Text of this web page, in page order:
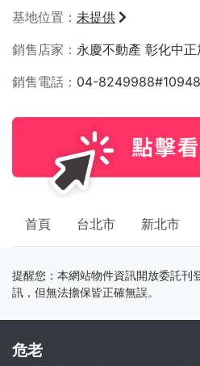
基地位置
未提供
銷售店家
永慶不動產 彰化中
銷售電話
04-8249988#10948
首頁 台北市 新北市
提醒您：本網站物件資訊開放委託刊
訊，但無法擔保皆正確無誤。
危老